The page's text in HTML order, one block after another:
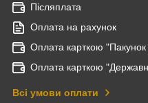
Післяплата
Оплата на рахунок
Оплата карткою
Оплата карткою
Всі умови оплати